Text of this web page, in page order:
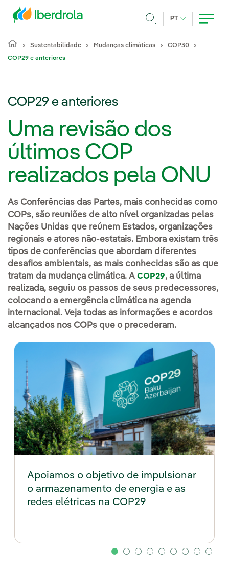
PT IDIOMA ATUAL,
Sustentabilidade Mudanças climáticas COP30
COP29 e anteriores
COP29 e anteriores
Uma revisão dos
últimos COP
realizados pela ONU
As Conferências das Partes, mais conhecidas como
COPs, são reuniões de alto nível organizadas pelas
Nações Unidas que reúnem Estados, organizações
regionais e atores não-estatais. Embora existam três
tipos de conferências que abordam diferentes
desafios ambientais, as mais conhecidas são as que
tratam da mudança climática. A COP29, a última
realizada, seguiu os passos de seus predecessores,
colocando a emergência climática na agenda
internacional. Veja todas as informações e acordos
alcançados nos COPs que o precederam.
Apoiamos o objetivo de impulsionar
o armazenamento de energia e as
redes elétricas na COP29